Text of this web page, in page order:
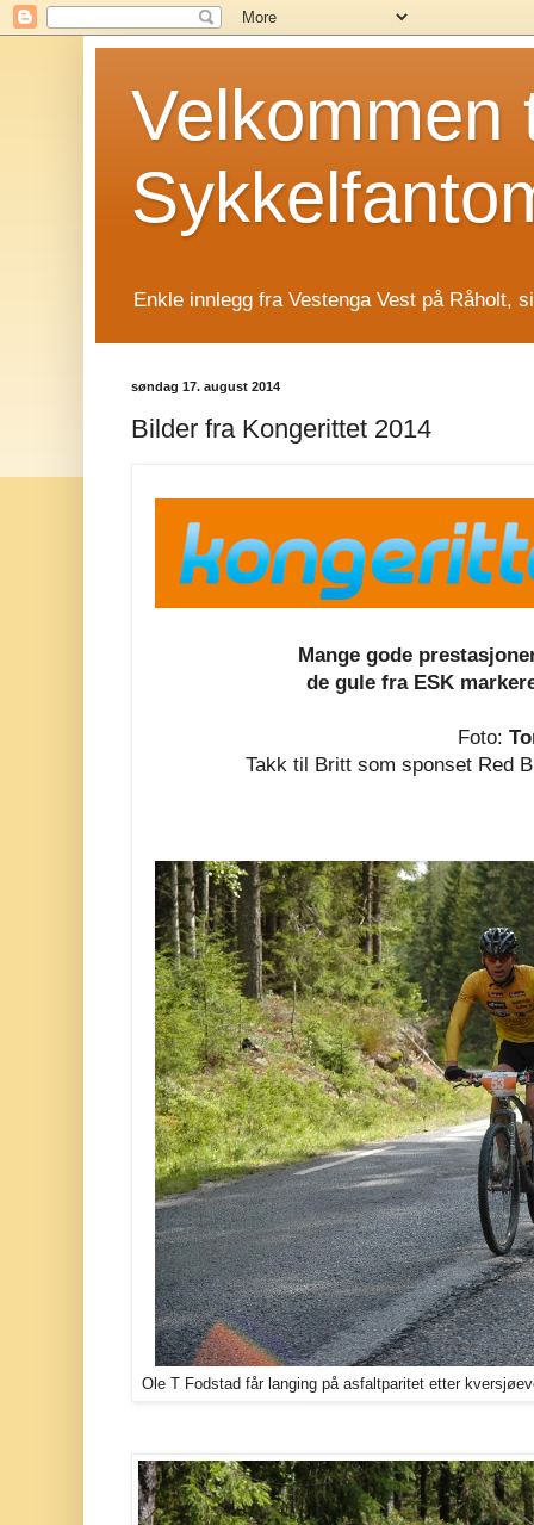
Velkommen
Enkle innlegg fra Vestenga Vest på Råholt,
søndag 17. august 2014
Bilder fra Kongerittet 2014
Mange gode
de gule fra ESK
Foto:
Takk til Britt som sponset Red
Ole T Fodstad får langing på asfaltparitet etter